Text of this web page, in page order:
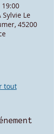
19:00
Sylvie Le
45200
tout